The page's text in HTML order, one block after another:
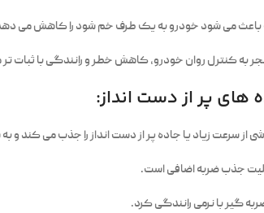
به کنترل روان خودرو، کاهش خطر و رانندگی با ثبات
پر از دست انداز:
سرعت زیاد یا جاده پر از دست انداز را جذب می کند و
گیر با نرمی رانندگی کرد.